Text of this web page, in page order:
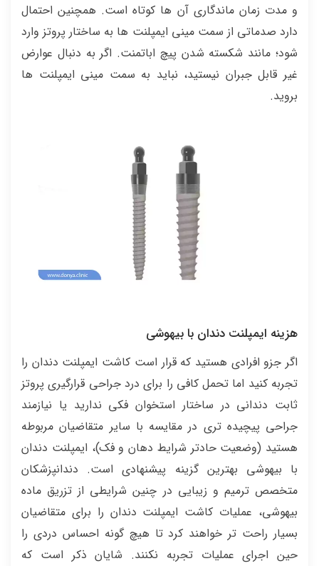
و مدت زمان ماندگاری آن ها کوتاه است. همچنین احتمال
دارد صدماتی از سمت مینی ایمپلنت ها به ساختار پروتز وارد
شود؛ مانند شکسته شدن پیچ اباتمنت. اگر به دنبال عوارض
غیر قابل جبران نیستید، نباید به سمت مینی ایمپلنت ها
بروید.
هزینه ایمپلنت دندان با بیهوشی
اگر جزو افرادی هستید که قرار است کاشت ایمپلنت دندان را
تجربه کنید اما تحمل کافی را برای درد جراحی قرارگیری پروتز
ثابت دندانی در ساختار استخوان فکی ندارید یا نیازمند
جراحی پیچیده تری در مقایسه با سایر متقاضیان مربوطه
هستید (وضعیت حادتر شرایط دهان و فک)، ایمپلنت دندان
با بیهوشی بهترین گزینه پیشنهادی است. دندانپزشکان
متخصص ترمیم و زیبایی در چنین شرایطی از تزریق ماده
بیهوشی، عملیات کاشت ایمپلنت دندان را برای متقاضیان
بسیار راحت تر خواهند کرد تا هیچ گونه احساس دردی را
حین اجرای عملیات تجربه نکنند. شایان ذکر است که